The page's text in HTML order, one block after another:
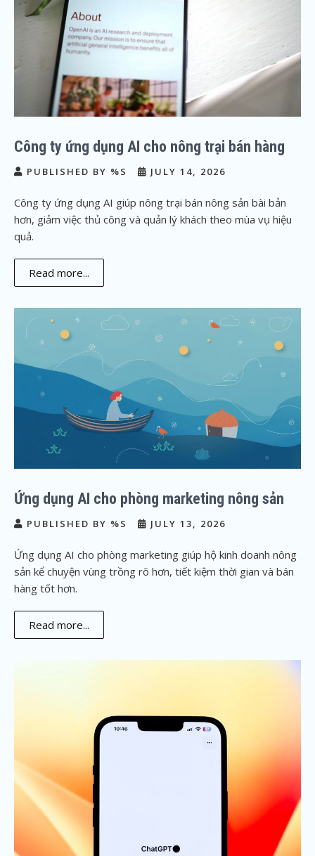
Công ty ứng dụng AI cho nông trại bán hàng
PUBLISHED BY %S JULY 14, 2026
Công ty ứng dụng AI giúp nông trại bán nông sản bài bản
hơn, giảm việc thủ công và quản lý khách theo mùa vụ hiệu
quả.
Read more...
Ứng dụng AI cho phòng marketing nông sản
PUBLISHED BY %S JULY 13, 2026
Ứng dụng AI cho phòng marketing giúp hộ kinh doanh nông
sản kể chuyện vùng trồng rõ hơn, tiết kiệm thời gian và bán
hàng tốt hơn.
Read more...